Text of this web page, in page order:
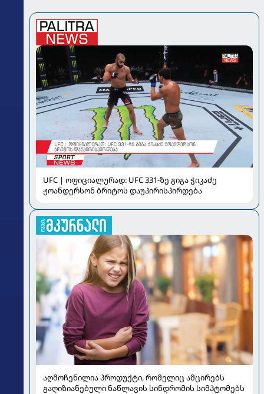
UFC | ოფიციალურად: UFC 331-ზე გიგა ჭიკაძე
ჟოანდერსონ ბრიტოს დაუპირისპირდება
აღმოჩენილია პროდუქტი, რომელიც ამცირებს
გაღიზიანებული ნაწლავის სინდრომის სიმპტომებს